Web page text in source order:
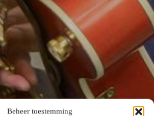
Beheer toestemming